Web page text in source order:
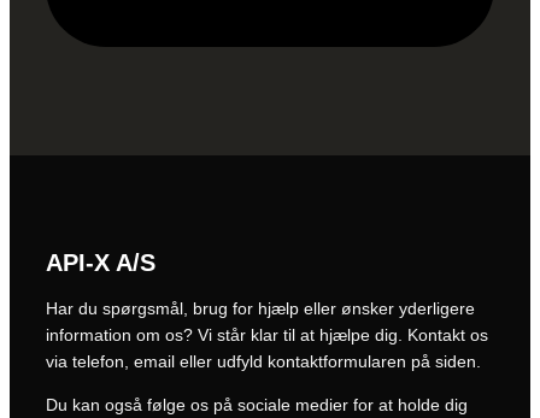
API-X A/S
Har du spørgsmål, brug for hjælp eller ønsker yderligere
information om os? Vi står klar til at hjælpe dig. Kontakt os
via telefon, email eller udfyld kontaktformularen på siden.
Du kan også følge os på sociale medier for at holde dig